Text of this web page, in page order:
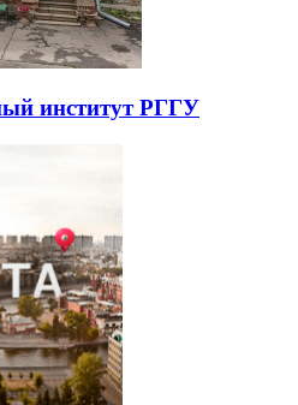
институт РГГУ